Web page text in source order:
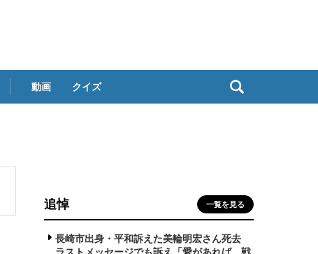
動画 クイズ
追悼 一覧を見る
長崎市出身・平和訴えた美輪明宏さん死去
ラストメッセージでも訴え「愛があれば 戦